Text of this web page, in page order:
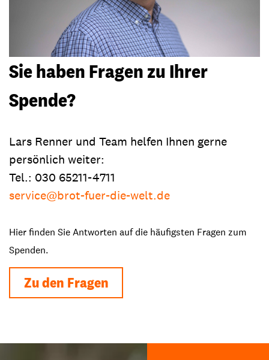
Sie haben Fragen zu Ihrer
Spende?
Lars Renner und Team helfen Ihnen gerne
persönlich weiter:
Tel.: 030 65211-4711
service@brot-fuer-die-welt.de
Hier finden Sie Antworten auf die häufigsten Fragen zum
Spenden.
Zu den Fragen